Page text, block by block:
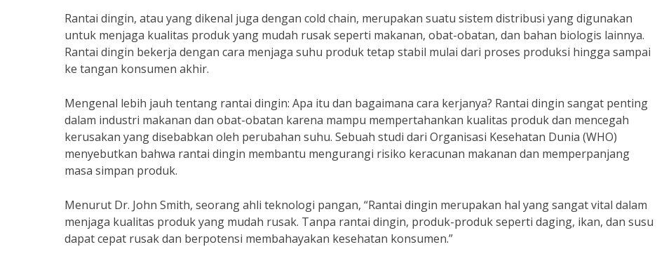
Rantai dingin, atau yang dikenal juga dengan cold chain, merupakan suatu sistem distribusi yang digunakan
untuk menjaga kualitas produk yang mudah rusak seperti makanan, obat-obatan, dan bahan biologis lainnya.
Rantai dingin bekerja dengan cara menjaga suhu produk tetap stabil mulai dari proses produksi hingga sampai
ke tangan konsumen akhir.
Mengenal lebih jauh tentang rantai dingin: Apa itu dan bagaimana cara kerjanya? Rantai dingin sangat penting
dalam industri makanan dan obat-obatan karena mampu mempertahankan kualitas produk dan mencegah
kerusakan yang disebabkan oleh perubahan suhu. Sebuah studi dari Organisasi Kesehatan Dunia (WHO)
menyebutkan bahwa rantai dingin membantu mengurangi risiko keracunan makanan dan memperpanjang
masa simpan produk.
Menurut Dr. John Smith, seorang ahli teknologi pangan, “Rantai dingin merupakan hal yang sangat vital dalam
menjaga kualitas produk yang mudah rusak. Tanpa rantai dingin, produk-produk seperti daging, ikan, dan susu
dapat cepat rusak dan berpotensi membahayakan kesehatan konsumen.”